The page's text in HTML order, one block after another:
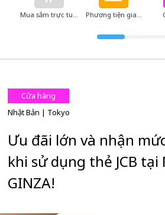
Mua sắm trực tuyến Phương tiện giao thông
Cửa hàng
Nhật Bản | Tokyo
Ưu đãi lớn và nhận
khi sử dụng thẻ JCB tại
GINZA!